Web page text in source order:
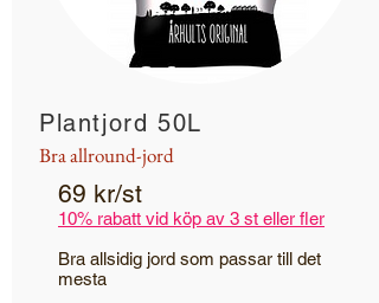
Plantjord 50L
Bra allround-jord
69 kr/st
10% rabatt vid köp av 3 st eller fler
Bra allsidig jord som passar till det
mesta